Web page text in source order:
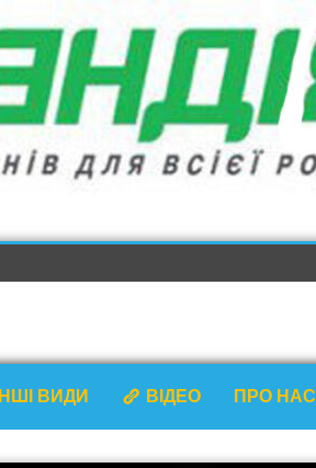
ІНШІ ВИДИ ВІДЕО ПРО НАС